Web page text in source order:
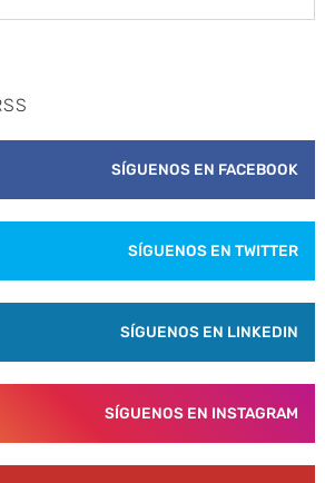
SÍGUENOS EN FACEBOOK
SÍGUENOS EN TWITTER
SÍGUENOS EN LINKEDIN
SÍGUENOS EN INSTAGRAM